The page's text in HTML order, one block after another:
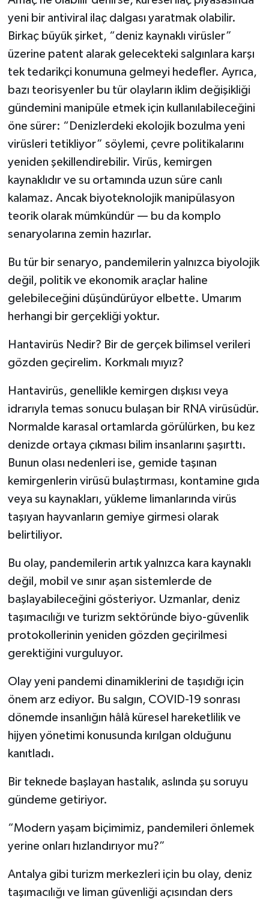
yeni bir antiviral ilaç dalgası yaratmak olabilir.
Birkaç büyük şirket, “deniz kaynaklı virüsler”
üzerine patent alarak gelecekteki salgınlara karşı
tek tedarikçi konumuna gelmeyi hedefler. Ayrıca,
bazı teorisyenler bu tür olayların iklim değişikliği
gündemini manipüle etmek için kullanılabileceğini
öne sürer: “Denizlerdeki ekolojik bozulma yeni
virüsleri tetikliyor” söylemi, çevre politikalarını
yeniden şekillendirebilir. Virüs, kemirgen
kaynaklıdır ve su ortamında uzun süre canlı
kalamaz. Ancak biyoteknolojik manipülasyon
teorik olarak mümkündür — bu da komplo
senaryolarına zemin hazırlar.
Bu tür bir senaryo, pandemilerin yalnızca biyolojik
değil, politik ve ekonomik araçlar haline
gelebileceğini düşündürüyor elbette. Umarım
herhangi bir gerçekliği yoktur.
Hantavirüs Nedir? Bir de gerçek bilimsel verileri
gözden geçirelim. Korkmalı mıyız?
Hantavirüs, genellikle kemirgen dışkısı veya
idrarıyla temas sonucu bulaşan bir RNA virüsüdür.
Normalde karasal ortamlarda görülürken, bu kez
denizde ortaya çıkması bilim insanlarını şaşırttı.
Bunun olası nedenleri ise, gemide taşınan
kemirgenlerin virüsü bulaştırması, kontamine gıda
veya su kaynakları, yükleme limanlarında virüs
taşıyan hayvanların gemiye girmesi olarak
belirtiliyor.
Bu olay, pandemilerin artık yalnızca kara kaynaklı
değil, mobil ve sınır aşan sistemlerde de
başlayabileceğini gösteriyor. Uzmanlar, deniz
taşımacılığı ve turizm sektöründe biyo-güvenlik
protokollerinin yeniden gözden geçirilmesi
gerektiğini vurguluyor.
Olay yeni pandemi dinamiklerini de taşıdığı için
önem arz ediyor. Bu salgın, COVID-19 sonrası
dönemde insanlığın hâlâ küresel hareketlilik ve
hijyen yönetimi konusunda kırılgan olduğunu
kanıtladı.
Bir teknede başlayan hastalık, aslında şu soruyu
gündeme getiriyor.
“Modern yaşam biçimimiz, pandemileri önlemek
yerine onları hızlandırıyor mu?”
Antalya gibi turizm merkezleri için bu olay, deniz
taşımacılığı ve liman güvenliği açısından ders